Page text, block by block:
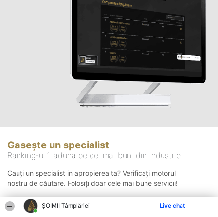
ȘOIMII Tâmplăriei Live chat
Gasește un specialist
Ranking-ul îi adună pe cei mai buni din industrie
Cauți un specialist in apropierea ta? Verificați motorul
nostru de căutare. Folosiți doar cele mai bune servicii!